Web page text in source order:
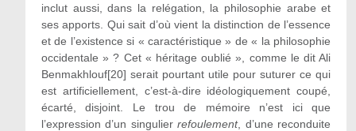
inclut aussi, dans la relégation, la philosophie arabe et
ses apports. Qui sait d’où vient la distinction de l’essence
et de l’existence si « caractéristique » de « la philosophie
occidentale » ? Cet « héritage oublié », comme le dit Ali
Benmakhlouf[20] serait pourtant utile pour suturer ce qui
est artificiellement, c’est-à-dire idéologiquement coupé,
écarté, disjoint. Le trou de mémoire n’est ici que
l’expression d’un singulierrefoulement, d’une reconduite